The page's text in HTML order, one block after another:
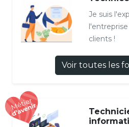
Je suis
clients !
Voir toutes les